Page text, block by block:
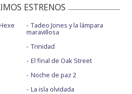
ESTRENOS
Tadeo Jones y la lámpara
maravillosa
Trinidad
El final de Oak Street
Noche de paz 2
La isla olvidada